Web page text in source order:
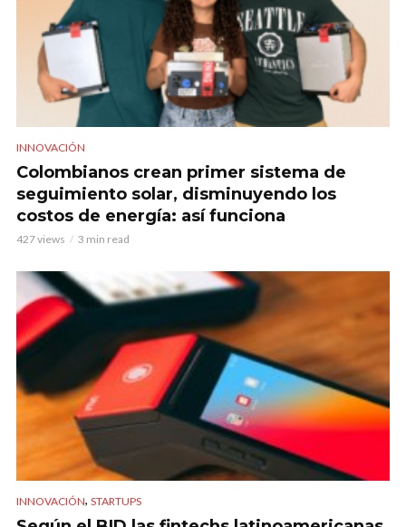
INNOVACIÓN
Colombianos crean primer sistema de
seguimiento solar, disminuyendo los
costos de energía: así funciona
427 views 3 min read
INNOVACIÓN, STARTUPS